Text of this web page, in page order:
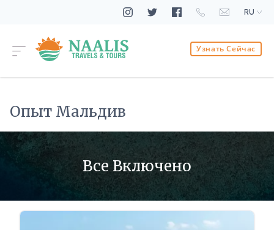
RU
Узнать Сейчас
Опыт Мальдив
Все Включено